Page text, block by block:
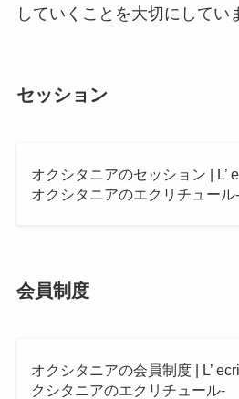
していくことを大切にしてい
セッション
オクシタニアのセッション | L’
オクシタニアのエクリチュール-
会員制度
オクシタニアの会員制度 | L’
クシタニアのエクリチュール-